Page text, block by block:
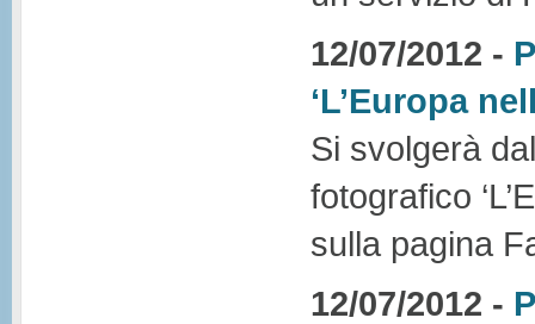
12/07/2012 -
‘L’Europa
Si svolgerà
fotografico
sulla pagina
12/07/2012 -